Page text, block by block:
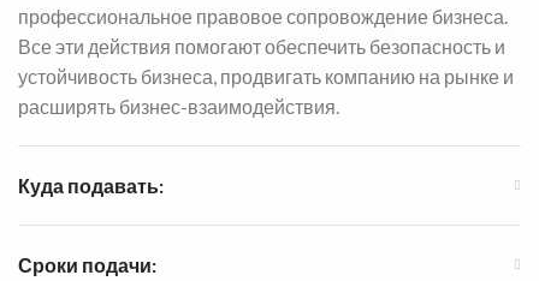
профессиональное правовое сопровождение бизнеса.
Все эти действия помогают обеспечить безопасность и
устойчивость бизнеса, продвигать компанию на рынке и
расширять бизнес-взаимодействия.
Куда подавать:
Сроки подачи: